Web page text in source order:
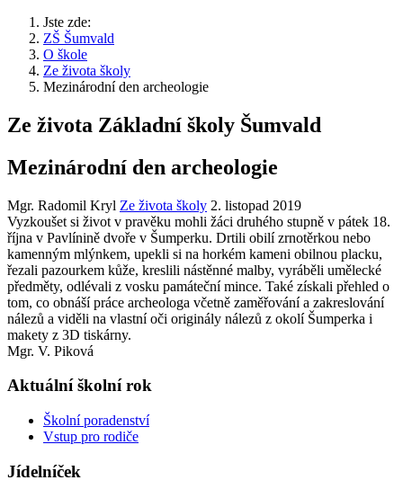
Jste zde:
ZŠ Šumvald
O škole
Ze života školy
Mezinárodní den archeologie
Ze života Základní školy Šumvald
Mezinárodní den archeologie
Mgr. Radomil Kryl Ze života školy 2. listopad 2019
Vyzkoušet si život v pravěku mohli žáci druhého stupně v pátek 18.
října v Pavlínině dvoře v Šumperku. Drtili obilí zrnotěrkou nebo
kamenným mlýnkem, upekli si na horkém kameni obilnou placku,
řezali pazourkem kůže, kreslili nástěnné malby, vyráběli umělecké
předměty, odlévali z vosku památeční mince. Také získali přehled o
tom, co obnáší práce archeologa včetně zaměřování a zakreslování
nálezů a viděli na vlastní oči originály nálezů z okolí Šumperka i
makety z 3D tiskárny.
Mgr. V. Piková
Aktuální školní rok
Školní poradenství
Vstup pro rodiče
Jídelníček